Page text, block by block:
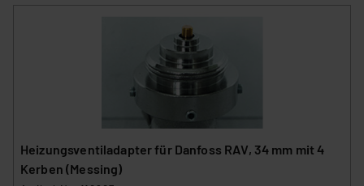
Heizungsventiladapter für Danfoss RAV, 34 mm mit 4
Kerben (Messing)